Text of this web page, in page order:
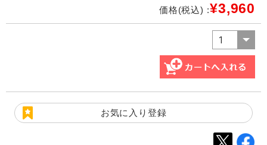
価格(税込) :¥3,960
お気に入り登録